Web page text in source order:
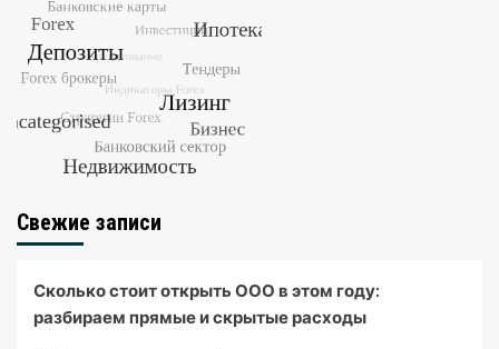
Свежие записи
Сколько стоит открыть ООО в этом году:
разбираем прямые и скрытые расходы